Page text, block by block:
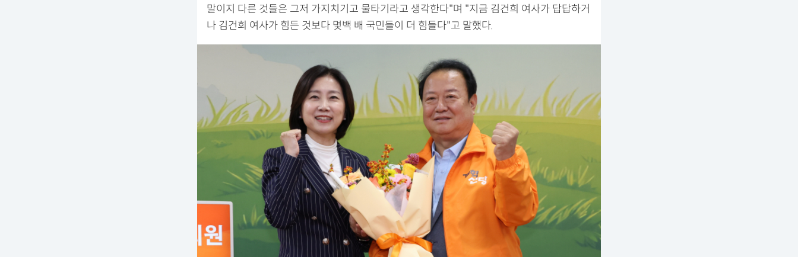
말이지 다른 것들은 그저 가지치기고 물타기라고 생각한다"며 "지금 김건희 여사가 답답하거
나 김건희 여사가 힘든 것보다 몇백 배 국민들이 더 힘들다"고 말했다.